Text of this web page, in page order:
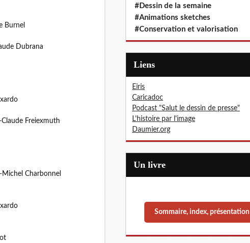
Burnel
Dubrana
Freiexmuth
Charbonnel
#Dessin de la semaine
#Animations sketches
#Conservation et valorisation
Liens
Eiris
Caricadoc
Podcast "Salut le dessin de presse"
L'histoire par l'image
Daumier.org
Un livre
Sommaire, index, présentation